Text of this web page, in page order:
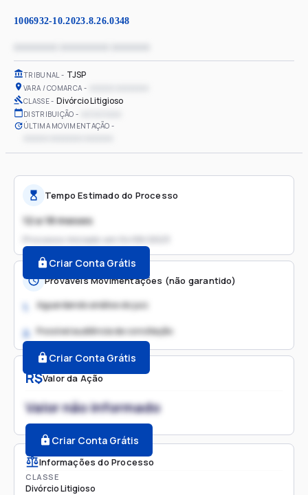
1006932-10.2023.8.26.0348
TRIBUNAL TJSP
VARA / COMARCA
CLASSE Divórcio Litigioso
DISTRIBUIÇÃO
ÚLTIMA MOVIMENTAÇÃO
R$Valor da Ação
Valor não informado
Criar Conta Grátis
Informações do Processo
CLASSE
Divórcio Litigioso
Tempo Estimado do Processo
12 a 18 meses
Processo iniciado em
Criar Conta Grátis
Prováveis Movimentações (não garantido)
1. Aguardando análise do juiz
2. Possível audiência de conciliação
Criar Conta Grátis